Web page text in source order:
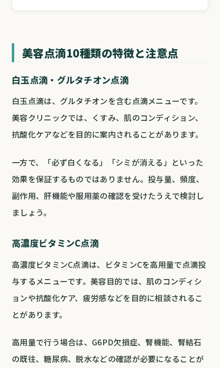
美容点滴10種類の特徴と注意点
白玉点滴・グルタチオン点滴
白玉点滴は、グルタチオンを含む点滴メニューです。
美容クリニックでは、くすみ、肌のコンディション、
抗酸化ケアなどを目的に案内されることがあります。
一方で、「必ず白くなる」「シミが消える」といった
効果を保証するものではありません。投与量、頻度、
副作用、肝機能や服用薬の確認を受けたうえで検討し
ましょう。
高濃度ビタミンC点滴
高濃度ビタミンC点滴は、ビタミンCを高用量で点滴投
与するメニューです。美容目的では、肌のコンディシ
ョンや抗酸化ケア、疲労感などを目的に相談されるこ
とがあります。
高用量で行う場合は、G6PD欠損症、腎機能、腎結石
の既往、糖尿病、脱水などの確認が必要になることが